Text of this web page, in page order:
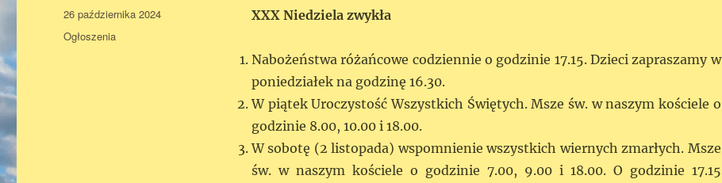
XXX Niedziela zwykła
Nabożeństwa różańcowe codziennie o godzinie 17.15. Dzieci zapraszamy w
poniedziałek na godzinę 16.30.
W piątek Uroczystość Wszystkich Świętych. Msze św. w naszym kościele o
godzinie 8.00, 10.00 i 18.00.
W sobotę (2 listopada) wspomnienie wszystkich wiernych zmarłych. Msze
św. w naszym kościele o godzinie 7.00, 9.00 i 18.00. O godzinie 17.15
Data
publikacji
26 października 2024
Kategorie
Ogłoszenia